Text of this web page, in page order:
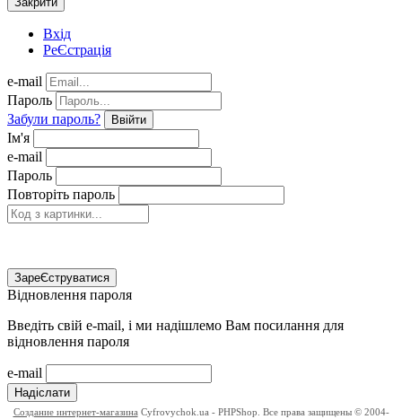
Вхід
РеЄстрація
e-mail
Пароль
Забули пароль?
Ввійти
Ім'я
e-mail
Пароль
Повторіть пароль
ЗареЄструватися
Відновлення пароля
Введіть свій e-mail, і ми надішлемо Вам посилання для
відновлення пароля
e-mail
Надіслати
Создание интернет-магазина Cyfrovychok.ua - PHPShop. Все права защищены © 2004-